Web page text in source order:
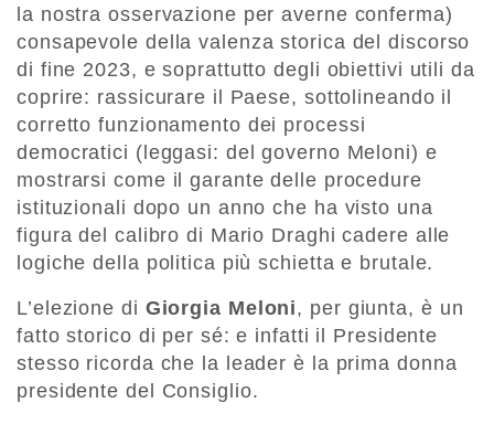
la nostra osservazione per averne conferma)
consapevole della valenza storica del discorso
di fine 2023, e soprattutto degli obiettivi utili da
coprire: rassicurare il Paese, sottolineando il
corretto funzionamento dei processi
democratici (leggasi: del governo Meloni) e
mostrarsi come il garante delle procedure
istituzionali dopo un anno che ha visto una
figura del calibro di Mario Draghi cadere alle
logiche della politica più schietta e brutale.
L’elezione di Giorgia Meloni, per giunta, è un
fatto storico di per sé: e infatti il Presidente
stesso ricorda che la leader è la prima donna
presidente del Consiglio.